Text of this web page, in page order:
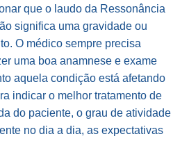
que o laudo da Ressonância
significa uma gravidade ou
O médico sempre precisa
uma boa anamnese e exame
aquela condição está afetando
indicar o melhor tratamento de
do paciente, o grau de atividade
no dia a dia, as expectativas